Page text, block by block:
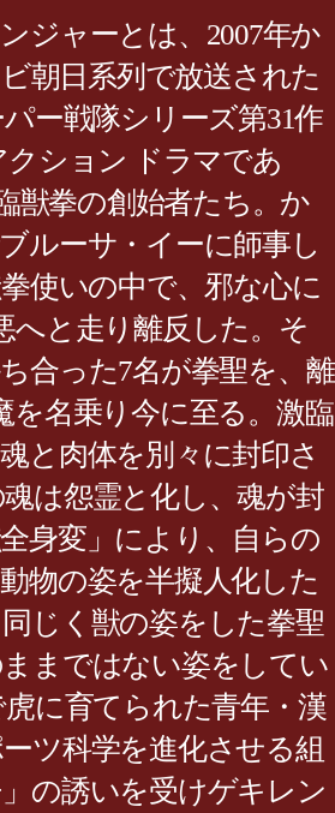
ジャーとは、2007年か
朝日系列で放送された
ー戦隊シリーズ第31作
クション ドラマであ
獣拳の創始者たち。か
ルーサ・イーに師事し
使いの中で、邪な心に
へと走り離反した。そ
合った7名が拳聖を、離
を名乗り今に至る。激臨
と肉体を別々に封印さ
は怨霊と化し、魂が封
身変」により、自らの
物の姿を半擬人化した
じく獣の姿をした拳聖
まではない姿をしてい
に育てられた青年・漢
ツ科学を進化させる組
の誘いを受けゲキレン